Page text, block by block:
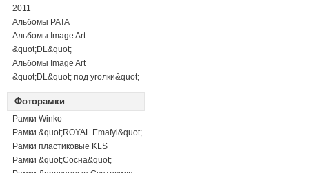
2011
Альбомы PATA
Альбомы Image Art
&quot;DL&quot;
Альбомы Image Art
&quot;DL&quot; под уголки&quot;
Фоторамки
Рамки Winko
Рамки &quot;ROYAL Emafyl&quot;
Рамки пластиковые KLS
Рамки &quot;Сосна&quot;